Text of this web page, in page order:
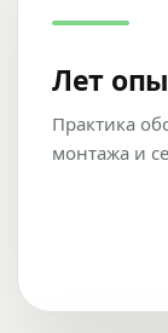
Лет
Практика
монтажа и